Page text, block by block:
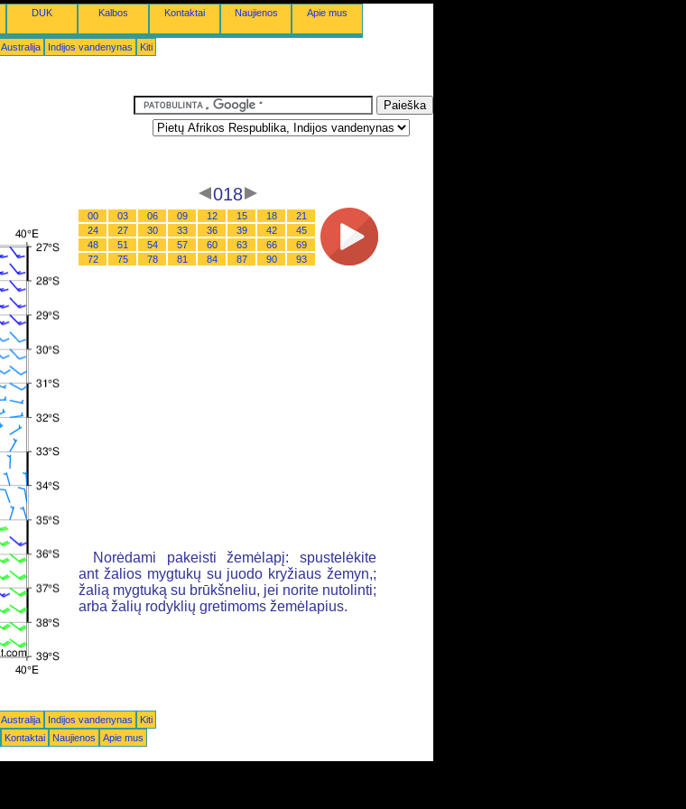
DUK Kalbos Kontaktai Naujienos Apie mus
Australija Indijos vandenynas Kiti
018
00 03 06 09 12 15 18
21
24
27 30 33 36 39 42
45
48
51 54 57 60 63 66
69
72
75 78 81 84 87 90 93
Norėdami pakeisti žemėlapį: spustelėkite
ant žalios mygtukų su juodo kryžiaus žemyn,;
žalią mygtuką su brūkšneliu, jei norite nutolinti;
arba žalių rodyklių gretimoms žemėlapius.
Australija Indijos vandenynas
Kiti
Kontaktai Naujienos Apie mus